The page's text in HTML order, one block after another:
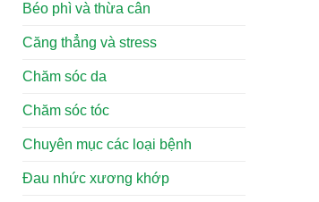
Béo phì và thừa cân
Căng thẳng và stress
Chăm sóc da
Chăm sóc tóc
Chuyên mục các loại bệnh
Đau nhức xương khớp